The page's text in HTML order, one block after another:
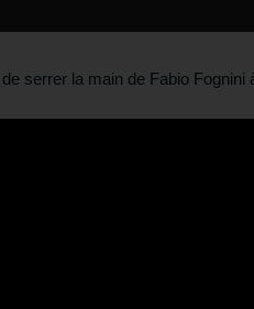
serrer la main de Fabio Fognini